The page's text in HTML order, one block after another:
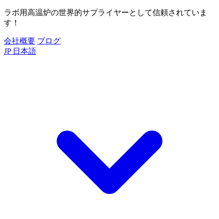
ラボ用高温炉の世界的サプライヤーとして信頼されていま
す！
会社概要 ブログ
JP 日本語